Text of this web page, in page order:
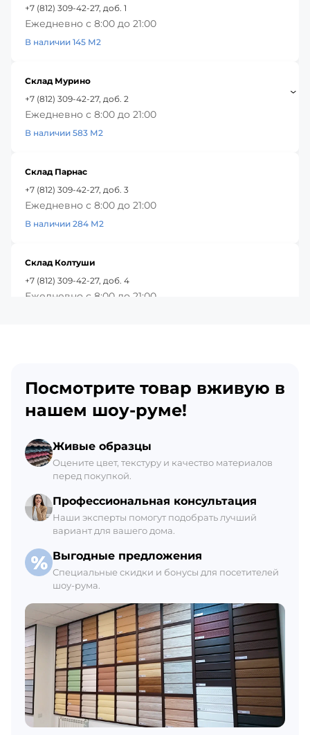
+7 (812) 309-42-27, доб. 1
Ежедневно с 8:00 до 21:00
В наличии 145 М2
Склад Мурино
+7 (812) 309-42-27, доб. 2
Ежедневно с 8:00 до 21:00
В наличии 583 М2
Склад Парнас
+7 (812) 309-42-27, доб. 3
Ежедневно с 8:00 до 21:00
В наличии 284 М2
Склад Колтуши
+7 (812) 309-42-27, доб. 4
Ежедневно с 8:00 до 21:00
Ежедневно с 8:00 до 21:00
В наличии 357 М2
Склад Гатчина
+7 (812) 309-42-27, доб. 6
Ежедневно с 8:00 до 21:00
В наличии 390 М2
Посмотрите товар вживую в
нашем шоу-руме!
Живые образцы
Оцените цвет, текстуру и качество материалов
перед покупкой.
Профессиональная консультация
Наши эксперты помогут подобрать лучший
вариант для вашего дома.
Выгодные предложения
Специальные скидки и бонусы для посетителей
шоу-рума.